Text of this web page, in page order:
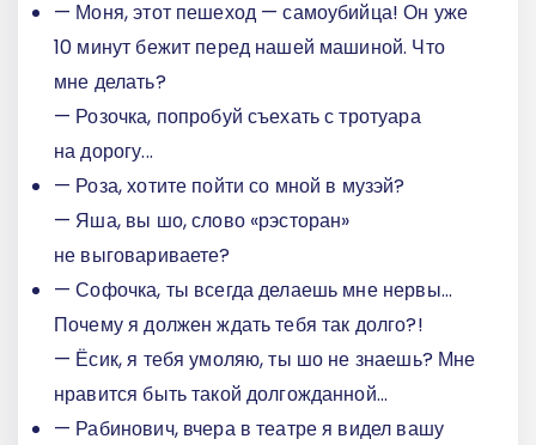
— Моня, этот пешеход — самоубийца! Он уже
10 минут бежит перед нашей машиной. Что
мне делать?
— Розочка, попробуй съехать с тротуара
на дорогу...
— Роза, хотите пойти со мной в музэй?
— Яша, вы шо, слово «рэсторан»
не выговариваете?
— Софочка, ты всегда делаешь мне нервы...
Почему я должен ждать тебя так долго?!
— Ёсик, я тебя умоляю, ты шо не знаешь? Мне
нравится быть такой долгожданной...
— Рабинович, вчера в театре я видел вашу